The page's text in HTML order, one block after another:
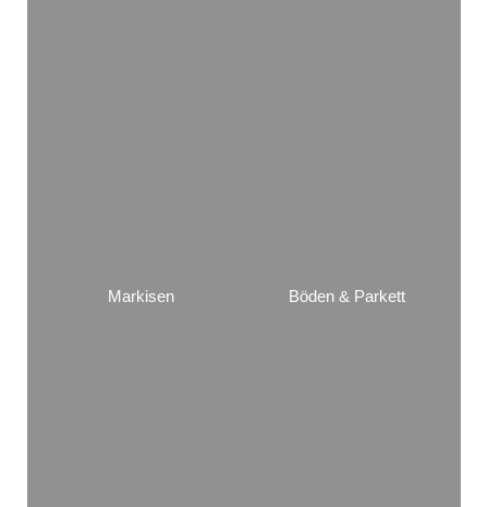
Markisen Böden & Parkett